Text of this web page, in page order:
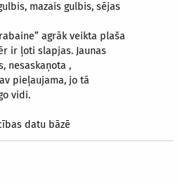
mazais gulbis, sējas
agrāk veikta plaša
ir ļoti slapjas. Jaunas
nesaskaņota ,
pieļaujama, jo tā
vidi.
datu bāzē